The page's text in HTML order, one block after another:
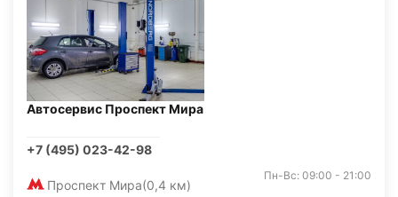
Автосервис Проспект Мира
+7 (495) 023-42-98
Проспект Мира(0,4 км)
Пн-Вс: 09:00 - 21:00